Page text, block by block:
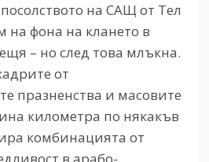
на САЩ от Тел
на фона на клането в
– но след това млъкна.
от
празненства и масовите
километра по някакъв
комбинацията от